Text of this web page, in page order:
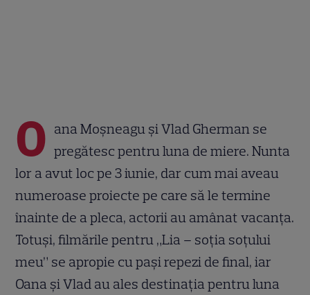
O ana Moșneagu și Vlad Gherman se
pregătesc pentru luna de miere. Nunta
lor a avut loc pe 3 iunie, dar cum mai aveau
numeroase proiecte pe care să le termine
înainte de a pleca, actorii au amânat vacanța.
Totuși, filmările pentru „Lia – soția soțului
meu” se apropie cu pași repezi de final, iar
Oana și Vlad au ales destinația pentru luna